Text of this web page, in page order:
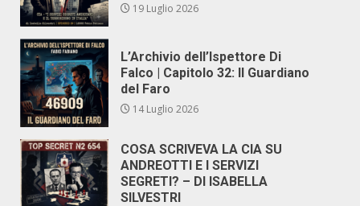
19 Luglio 2026
L’Archivio dell’Ispettore Di
Falco | Capitolo 32: Il Guardiano
del Faro
14 Luglio 2026
COSA SCRIVEVA LA CIA SU
ANDREOTTI E I SERVIZI
SEGRETI? – DI ISABELLA
SILVESTRI